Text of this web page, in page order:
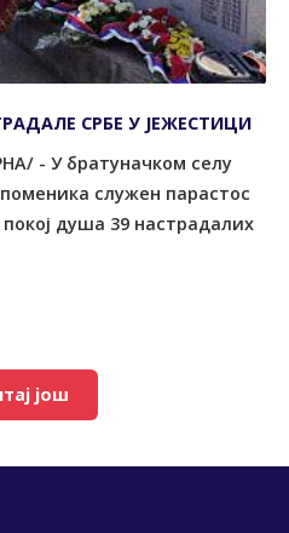
СРБЕ У ЈЕЖЕСТИЦИ
- У братуначком селу
служен парастос
душа 39 настрадалих
још